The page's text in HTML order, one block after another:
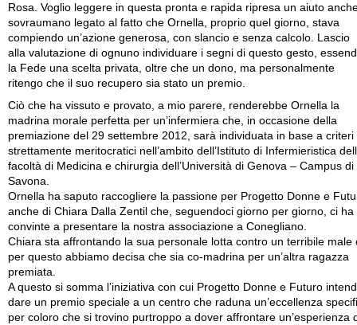
Rosa. Voglio leggere in questa pronta e rapida ripresa un aiuto
sovraumano legato al fatto che Ornella, proprio quel giorno, stava
compiendo un’azione generosa, con slancio e senza calcolo. Lascio
alla valutazione di ognuno individuare i segni di questo gesto,
la Fede una scelta privata, oltre che un dono, ma personalmente
ritengo che il suo recupero sia stato un premio.
Ciò che ha vissuto e provato, a mio parere, renderebbe Ornella la
madrina morale perfetta per un’infermiera che, in occasione della
premiazione del 29 settembre 2012, sarà individuata in base a criteri
strettamente meritocratici nell’ambito dell’Istituto di Infermieristica
facoltà di Medicina e chirurgia dell’Università di Genova – Campus di
Savona.
Ornella ha saputo raccogliere la passione per Progetto Donne e
anche di Chiara Dalla Zentil che, seguendoci giorno per giorno, ci ha
convinte a presentare la nostra associazione a Conegliano.
Chiara sta affrontando la sua personale lotta contro un terribile male
per questo abbiamo decisa che sia co-madrina per un’altra ragazza
premiata.
A questo si somma l’iniziativa con cui Progetto Donne e Futuro
dare un premio speciale a un centro che raduna un’eccellenza
per coloro che si trovino purtroppo a dover affrontare un’esperienza